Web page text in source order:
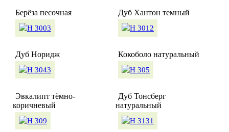
Берёза песочная Дуб Хантон темный
Дуб Норидж Кокоболо натуральный
Эвкалипт тёмно-
коричневый
Дуб Тонсберг
натуральный